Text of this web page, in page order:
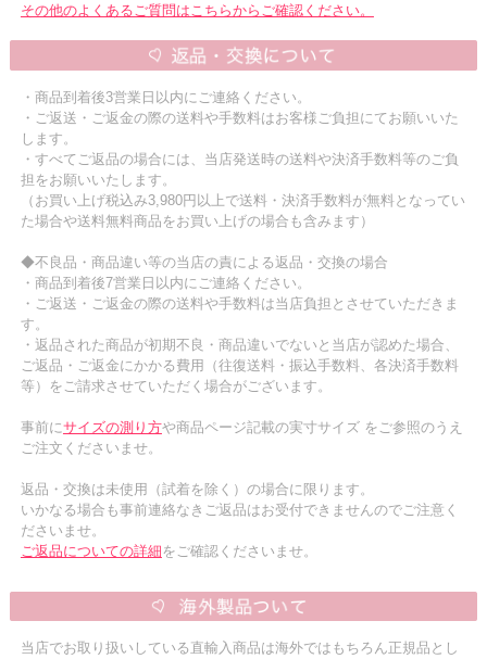
その他のよくあるご質問はこちらからご確認ください。
・商品到着後3営業日以内にご連絡ください。
・ご返送・ご返金の際の送料や手数料はお客様ご負担にてお願いいた
します。
・すべてご返品の場合には、当店発送時の送料や決済手数料等のご負
担をお願いいたします。
（お買い上げ税込み3,980円以上で送料・決済手数料が無料となってい
た場合や送料無料商品をお買い上げの場合も含みます）
◆不良品・商品違い等の当店の責による返品・交換の場合
・商品到着後7営業日以内にご連絡ください。
・ご返送・ご返金の際の送料や手数料は当店負担とさせていただきま
す。
・返品された商品が初期不良・商品違いでないと当店が認めた場合、
ご返品・ご返金にかかる費用（往復送料・振込手数料、各決済手数料
等）をご請求させていただく場合がございます。
事前にサイズの測り方や商品ページ記載の実寸サイズ をご参照のうえ
ご注文くださいませ。
返品・交換は未使用（試着を除く）の場合に限ります。
いかなる場合も事前連絡なきご返品はお受付できませんのでご注意く
ださいませ。
ご返品についての詳細をご確認くださいませ。
当店でお取り扱いしている直輸入商品は海外ではもちろん正規品とし